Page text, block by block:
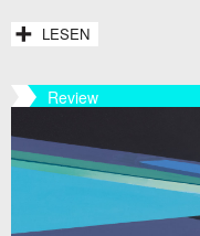
LESEN
Review